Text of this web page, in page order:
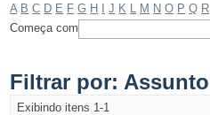
A B C D E F G H J K M N O P Q R
Começa com
Filtrar por: Assunto
Exibindo itens 1-1